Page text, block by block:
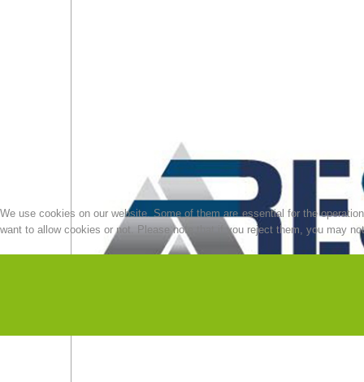
We use cookies on our website. Some of them are essential for the
want to allow cookies or not. Please note that if you reject them, you may